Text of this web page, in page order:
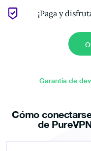
¡Paga y
Garantía de
Cómo
de